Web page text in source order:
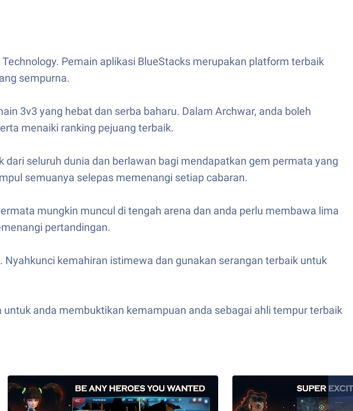
Pemain aplikasi BlueStacks merupakan platform terbaik
sempurna.
3v3 yang hebat dan serba baharu. Dalam Archwar, anda boleh
menaiki ranking pejuang terbaik.
seluruh dunia dan berlawan bagi mendapatkan gem permata yang
semuanya selepas memenangi setiap cabaran.
mungkin muncul di tengah arena dan anda perlu membawa lima
pertandingan.
kemahiran istimewa dan gunakan serangan terbaik untuk
anda membuktikan kemampuan anda sebagai ahli tempur terbaik